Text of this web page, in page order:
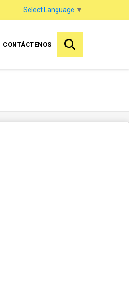
Select Language ▼
CONTÁCTENOS